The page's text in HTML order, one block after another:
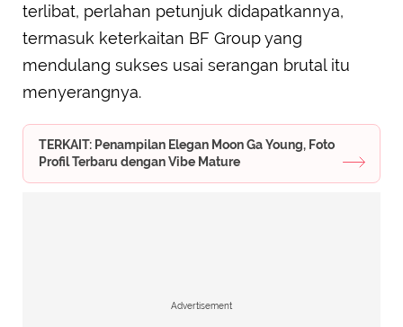
terlibat, perlahan petunjuk didapatkannya,
termasuk keterkaitan BF Group yang
mendulang sukses usai serangan brutal itu
menyerangnya.
TERKAIT: Penampilan Elegan Moon Ga Young, Foto
Profil Terbaru dengan Vibe Mature
Advertisement